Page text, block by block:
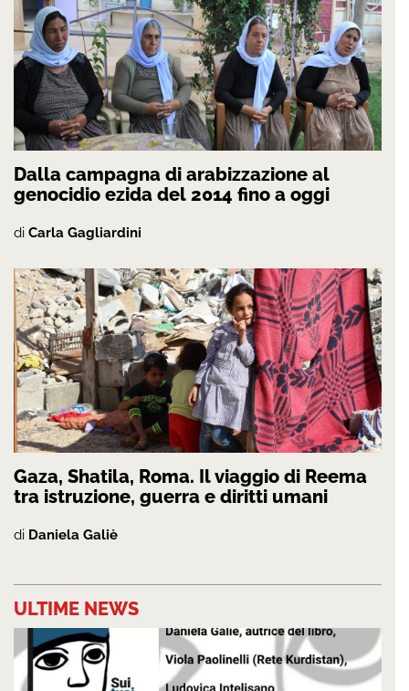
Dalla campagna di arabizzazione al
genocidio ezida del 2014 fino a oggi
di Carla Gagliardini
Gaza, Shatila, Roma. Il viaggio di Reema
tra istruzione, guerra e diritti umani
di Daniela Galiè
ULTIME NEWS